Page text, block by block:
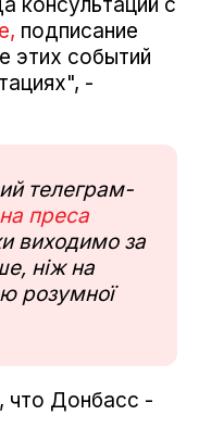
подписание
этих событий
-
телеграм-
преса
виходимо за
ніж на
розумної
что Донбасс -